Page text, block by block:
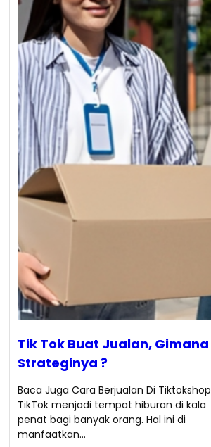
Tik Tok Buat Jualan, Gimana
Strateginya ?
Baca Juga Cara Berjualan Di Tiktokshop
TikTok menjadi tempat hiburan di kala
penat bagi banyak orang. Hal ini di
manfaatkan…